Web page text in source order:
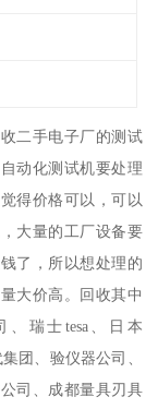
二手电子厂的测试
动化测试机要处理
得价格可以，可以
大量的工厂设备要
了，所以想处理的
大价高。回收其中
瑞士tesa、日本
团、验仪器公司、
司、成都量具刃具